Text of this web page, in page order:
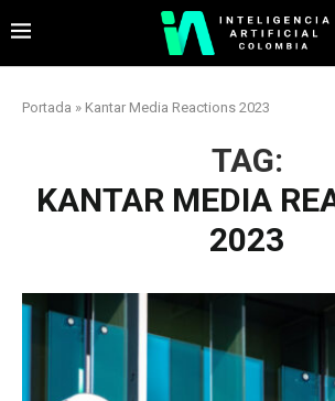
Portada » Kantar Media Reactions 2023
TAG:
KANTAR MEDIA
2023